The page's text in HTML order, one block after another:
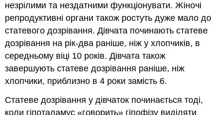
незрілими та нездатними функціонувати. Жіночі
репродуктивні органи також ростуть дуже мало до
статевого дозрівання. Дівчата починають статеве
дозрівання на рік-два раніше, ніж у хлопчиків, в
середньому віці 10 років. Дівчата також
завершують статеве дозрівання раніше, ніж
хлопчики, приблизно в 4 роки замість 6.
Статеве дозрівання у дівчаток починається тоді,
коли гіпоталамус «говорить» гіпофізу виділяти